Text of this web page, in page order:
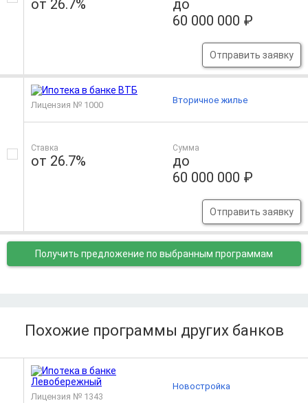
от 26.7%
до
60 000 000 ₽
Отправить заявку
Лицензия № 1000
Ставка
от 26.7%
Сумма
до
60 000 000 ₽
Отправить заявку
Вторичное жилье
Получить предложение по выбранным программам
Похожие программы других банков
Лицензия № 1343
Новостройка